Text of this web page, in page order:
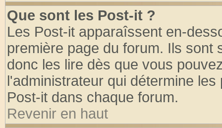
Que sont les Post-it ?
Les Post-it apparaîssent en-
première page du forum. Ils
donc les lire dès que vous
l'administrateur qui détermine
Post-it dans chaque forum.
Revenir en haut